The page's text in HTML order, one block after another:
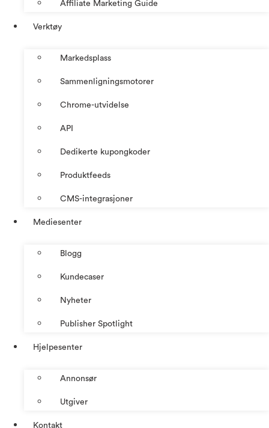
Affiliate Marketing Guide
Verktøy
Markedsplass
Sammenligningsmotorer
Chrome-utvidelse
API
Dedikerte kupongkoder
Produktfeeds
CMS-integrasjoner
Mediesenter
Blogg
Kundecaser
Nyheter
Publisher Spotlight
Hjelpesenter
Annonsør
Utgiver
Kontakt